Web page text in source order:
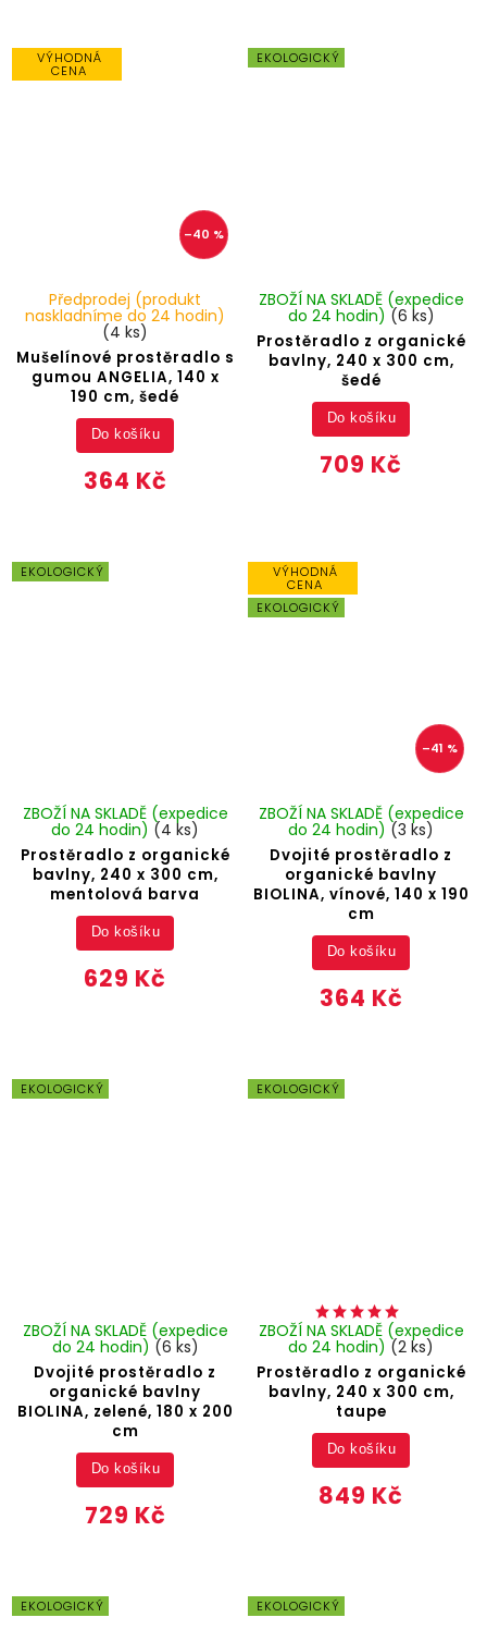
VÝHODNÁ
CENA
–40 %
Mušelínové prostěradlo s
gumou ANGELIA, 140 x
190 cm, šedé
Předprodej (produkt
naskladníme do 24 hodin)
(4 ks)
364 Kč
Do košíku
EKOLOGICKÝ
Prostěradlo z organické
bavlny, 240 x 300 cm,
šedé
ZBOŽÍ NA SKLADĚ (expedice
do 24 hodin) (6 ks)
709 Kč
Do košíku
EKOLOGICKÝ
Prostěradlo z organické
bavlny, 240 x 300 cm,
mentolová barva
ZBOŽÍ NA SKLADĚ (expedice
do 24 hodin) (4 ks)
629 Kč
Do košíku
VÝHODNÁ
CENA
EKOLOGICKÝ
–41 %
Dvojité prostěradlo z
organické bavlny
BIOLINA, vínové, 140 x 190
cm
ZBOŽÍ NA SKLADĚ (expedice
do 24 hodin) (3 ks)
364 Kč
Do košíku
EKOLOGICKÝ
Dvojité prostěradlo z
organické bavlny
BIOLINA, zelené, 180 x 200
cm
ZBOŽÍ NA SKLADĚ (expedice
do 24 hodin) (6 ks)
729 Kč
Do košíku
EKOLOGICKÝ
Prostěradlo z organické
bavlny, 240 x 300 cm,
taupe
ZBOŽÍ NA SKLADĚ (expedice
do 24 hodin) (2 ks)
849 Kč
Do košíku
EKOLOGICKÝ EKOLOGICKÝ